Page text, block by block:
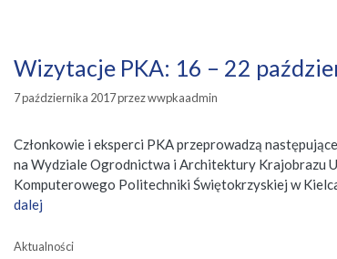
Wizytacje PKA: 16 – 22
7 października 2017przezwwpkaadmin
Członkowie i eksperci PKA przeprowadzą
na Wydziale Ogrodnictwa i Architektury Krajobrazu
Komputerowego Politechniki Świętokrzyskiej w
dalej
Kategorie
Aktualności